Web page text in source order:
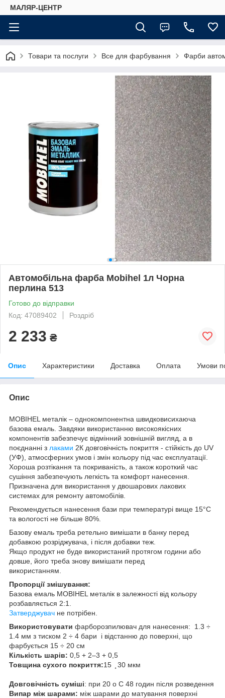
МАЛЯР-ЦЕНТР
Товари та послуги Все для фарбування Фарби
Автомобільна фарба Mobihel 1л Чорна
перлина 513
Готово до відправки
Код: 47089402
Роздріб
2 233 ₴
Опис Характеристики Доставка Оплата Умови
Опис
MOBIHEL металік – однокомпонентна швидковисихаюча
базова емаль. Завдяки використанню високоякісних
компонентів забезпечує відмінний зовнішній вигляд, а в
поєднанні з лаками 2К довговічність покриття - стійкість до UV
(УФ), атмосферних умов і змін кольору під час експлуатації.
Хороша розтікання та покриваність, а також короткий час
сушіння забезпечують легкість та комфорт нанесення.
Призначена для використання у двошарових лакових
системах для ремонту автомобілів.
Рекомендується нанесення бази при температурі вище 15°C
та вологості не більше 80%.
Базову емаль треба ретельно вимішати в банку перед
добавкою розріджувача, і після добавки теж.
Якщо продукт не буде використаний протягом години або
довше, його треба знову вимішати перед
використанням.
Пропорції змішування:
Базова емаль MOBIHEL металік в залежності від кольору
розбавляється 2:1.
Затверджувач не потрібен.
Використовувати фарборозпилювач для нанесення: 1.3 ÷
1.4 мм з тиском 2 ÷ 4 бари і відстанню до поверхні, що
фарбується 15 ÷ 20 см
Кількість шарів: 0,5 + 2–3 + 0,5
Товщина сухого покриття:15 ̧ 30 мкм
Довговічність суміші: при 20 o C 48 годин після розведення
Випар між шарами: між шарами до матування поверхні